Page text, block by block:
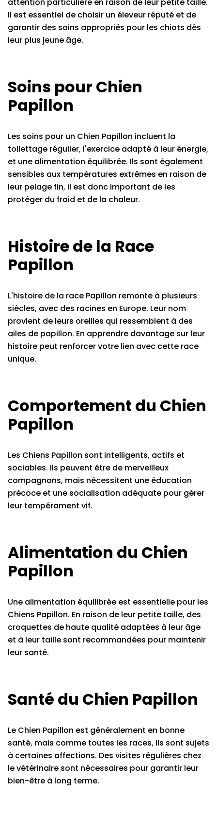
Il est essentiel de choisir un éleveur réputé et de
garantir des soins appropriés pour les chiots dès
leur plus jeune âge.
Soins pour Chien
Papillon
Les soins pour un Chien Papillon incluent la
toilettage régulier, l'exercice adapté à leur énergie,
et une alimentation équilibrée. Ils sont également
sensibles aux températures extrêmes en raison de
leur pelage fin, il est donc important de les
protéger du froid et de la chaleur.
Histoire de la Race
Papillon
L'histoire de la race Papillon remonte à plusieurs
siècles, avec des racines en Europe. Leur nom
provient de leurs oreilles qui ressemblent à des
ailes de papillon. En apprendre davantage sur leur
histoire peut renforcer votre lien avec cette race
unique.
Comportement du Chien
Papillon
Les Chiens Papillon sont intelligents, actifs et
sociables. Ils peuvent être de merveilleux
compagnons, mais nécessitent une éducation
précoce et une socialisation adéquate pour gérer
leur tempérament vif.
Alimentation du Chien
Papillon
Une alimentation équilibrée est essentielle pour les
Chiens Papillon. En raison de leur petite taille, des
croquettes de haute qualité adaptées à leur âge
et à leur taille sont recommandées pour maintenir
leur santé.
Santé du Chien Papillon
Le Chien Papillon est généralement en bonne
santé, mais comme toutes les races, ils sont sujets
à certaines affections. Des visites régulières chez
le vétérinaire sont nécessaires pour garantir leur
bien-être à long terme.